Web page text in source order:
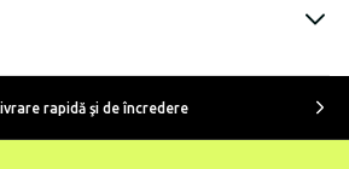
rapidă şi de încredere